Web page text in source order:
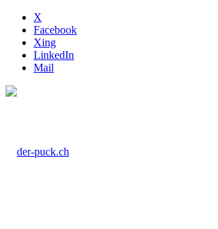
X
Facebook
Xing
LinkedIn
Mail